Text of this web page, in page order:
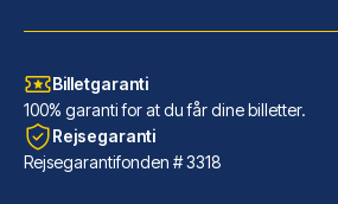
Billetgaranti
100% garanti for at du får dine billetter.
Rejsegaranti
Rejsegarantifonden # 3318